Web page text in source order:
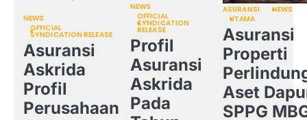
NEWS
OFFICIAL
SYNDICATION RELEASE
Asuransi
Askrida
Profil
Perusahaan
NEWS
OFFICIAL
SYNDICATION
RELEASE
Profil
Asuransi
Askrida
Pada
ASURANSI
NEWS
UTAMA
Asuransi
Properti
Aset
SPPG